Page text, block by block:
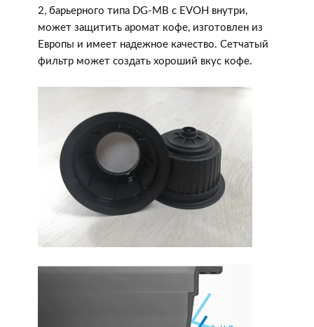
2, барьерного типа DG-MB с EVOH внутри,
может защитить аромат кофе, изготовлен из
Европы и имеет надежное качество. Сетчатый
фильтр может создать хороший вкус кофе.